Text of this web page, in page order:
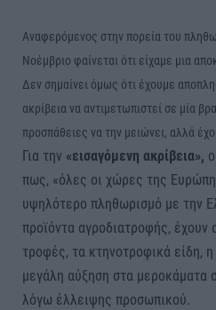
Αναφερόμενος στην πορεία του
Νοέμβριο φαίνεται ότι είχαμε μια
Δεν σημαίνει όμως ότι έχουμε
ακρίβεια να αντιμετωπιστεί σε μία
προσπάθειες να την μειώνει, αλλά
Για την «εισαγόμενη ακρίβεια»,
πως, «όλες οι χώρες της
υψηλότερο πληθωρισμό με την
προϊόντα αγροδιατροφής, έχουν
τροφές, τα κτηνοτροφικά είδη,
μεγάλη αύξηση στα μεροκάματα
λόγω έλλειψης προσωπικού.